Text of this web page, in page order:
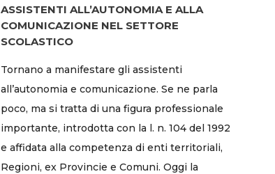
ASSISTENTI ALL’AUTONOMIA E ALLA
COMUNICAZIONE NEL SETTORE
SCOLASTICO
Tornano a manifestare gli assistenti
all’autonomia e comunicazione. Se ne parla
poco, ma si tratta di una figura professionale
importante, introdotta con la l. n. 104 del 1992
e affidata alla competenza di enti territoriali,
Regioni, ex Provincie e Comuni. Oggi la